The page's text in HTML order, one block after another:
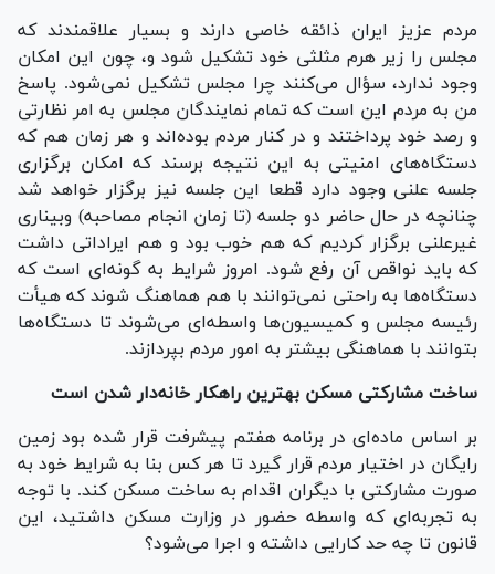
مردم عزیز ایران ذائقه خاصی دارند و بسیار علاقمندند که
مجلس را زیر هرم مثلثی خود تشکیل شود و، چون این امکان
وجود ندارد، سؤال می‌کنند چرا مجلس تشکیل نمی‌شود. پاسخ
من به مردم این است که تمام نمایندگان مجلس به امر نظارتی
و رصد خود پرداختند و در کنار مردم بوده‌اند و هر زمان هم که
دستگاه‌های امنیتی به این نتیجه برسند که امکان برگزاری
جلسه علنی وجود دارد قطعا این جلسه نیز برگزار خواهد شد
چنانچه در حال حاضر دو جلسه (تا زمان انجام مصاحبه) وبیناری
غیرعلنی برگزار کردیم که هم خوب بود و هم ایراداتی داشت
که باید نواقص آن رفع شود. امروز شرایط به گونه‌ای است که
دستگاه‌ها به راحتی نمی‌توانند با هم هماهنگ شوند که هیأت
رئیسه مجلس و کمیسیون‌ها واسطه‌ای می‌شوند تا دستگاه‌ها
بتوانند با هماهنگی بیشتر به امور مردم بپردازند.
ساخت مشارکتی مسکن بهترین راهکار خانه‌دار شدن است
بر اساس ماده‌ای در برنامه هفتم پیشرفت قرار شده بود زمین
رایگان در اختیار مردم قرار گیرد تا هر کس بنا به شرایط خود به
صورت مشارکتی با دیگران اقدام به ساخت مسکن کند. با توجه
به تجربه‌ای که واسطه حضور در وزارت مسکن داشتید، این
قانون تا چه حد کارایی داشته و اجرا می‌شود؟